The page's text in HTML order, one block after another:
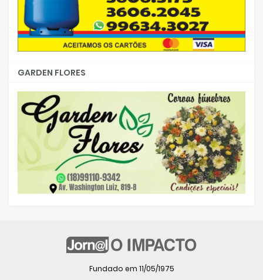
GARDEN FLORES
Fundado em 11/05/1975